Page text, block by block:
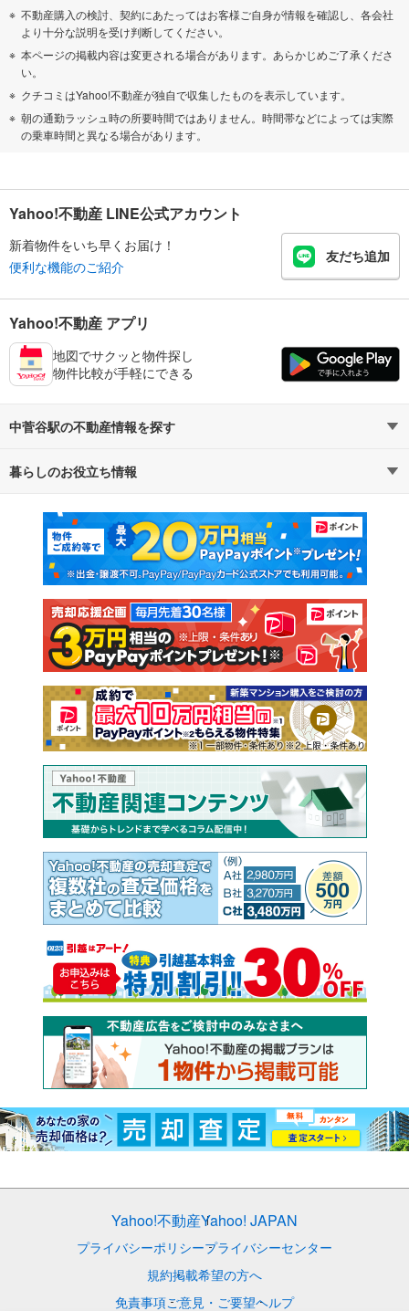
不動産購入の検討、契約にあたってはお客様ご自身が情報を確認し、各会社
より十分な説明を受け判断してください。
本ページの掲載内容は変更される場合があります。あらかじめご了承くださ
い。
クチコミはYahoo!不動産が独自で収集したものを表示しています。
朝の通勤ラッシュ時の所要時間ではありません。時間帯などによっては実際
の乗車時間と異なる場合があります。
Yahoo!不動産 LINE公式アカウント
新着物件をいち早くお届け！
便利な機能のご紹介
友だち追加
Yahoo!不動産 アプリ
地図でサクッと物件探し
物件比較が手軽にできる
中菅谷駅の不動産情報を探す
不動産・住宅
新築マンション 中古マンション
新築一戸建て 中古一戸建て
注文住宅 土地
売却査定
暮らしのお役立ち情報
マンションカタログ 教えて！住まいの先生
Yahoo!不動産Yahoo! JAPAN
プライバシーポリシープライバシーセンター
規約掲載希望の方へ
免責事項ご意見・ご要望ヘルプ